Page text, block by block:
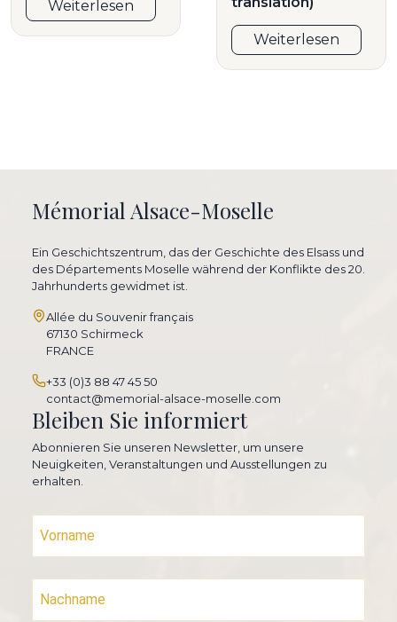
Weiterlesen
Weiterlesen
Mémorial Alsace-Moselle
Ein Geschichtszentrum, das der Geschichte des Elsass und
des Départements Moselle während der Konflikte des 20.
Jahrhunderts gewidmet ist.
Allée du Souvenir français
67130 Schirmeck
FRANCE
+33 (0)3 88 47 45 50
contact@memorial-alsace-moselle.com
Bleiben Sie informiert
Abonnieren Sie unseren Newsletter, um unsere
Neuigkeiten, Veranstaltungen und Ausstellungen zu
erhalten.